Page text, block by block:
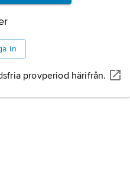
in
provperiod härifrån.